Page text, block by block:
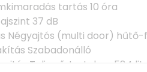
tartás 10 óra
37 dB
Négyajtós (multi door)
Szabadonálló
Teljes űrtartalom 584 liter